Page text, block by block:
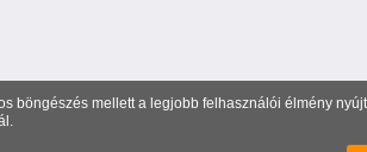
böngészés mellett a legjobb felhasználói élmény